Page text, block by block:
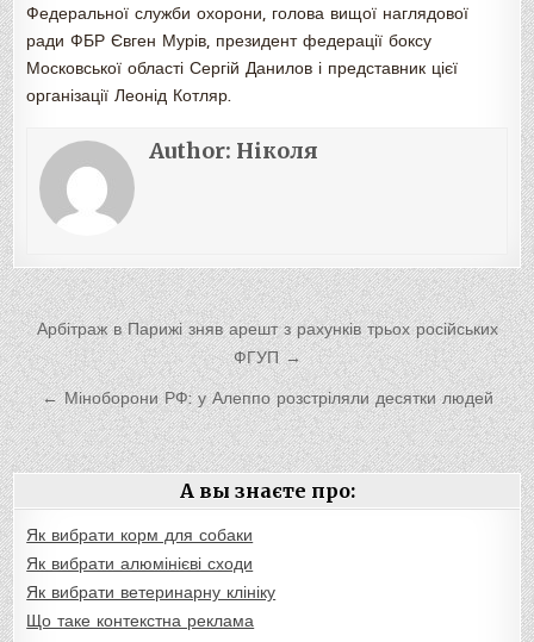
Федеральної служби охорони, голова вищої наглядової
ради ФБР Євген Мурів, президент федерації боксу
Московської області Сергій Данилов і представник цієї
організації Леонід Котляр.
Author: Ніколя
Навигация
по
записям
Арбітраж в Парижі зняв арешт з рахунків трьох російських
ФГУП →
← Міноборони РФ: у Алеппо розстріляли десятки людей
А вы знаєте про:
Як вибрати корм для собаки
Як вибрати алюмінієві сходи
Як вибрати ветеринарну клініку
Що таке контекстна реклама